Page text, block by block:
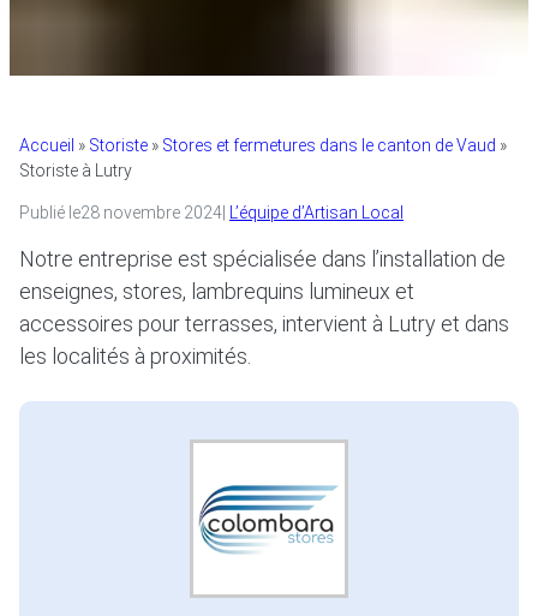
Accueil » Storiste » Stores et fermetures dans le canton de Vaud »
Storiste à Lutry
Publié le28 novembre 2024 L’équipe d’Artisan Local
Notre entreprise est spécialisée dans l’installation de
enseignes, stores, lambrequins lumineux et
accessoires pour terrasses, intervient à Lutry et dans
les localités à proximités.